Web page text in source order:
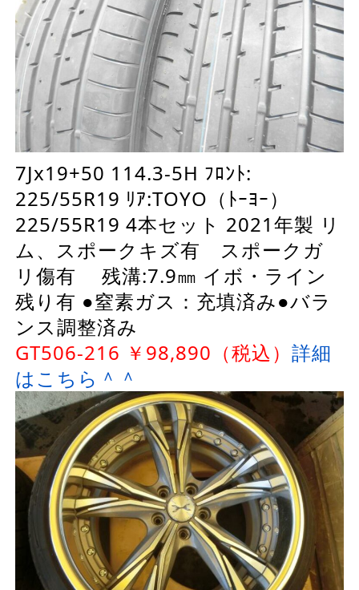
7Jx19+50 114.3-5H ﾌﾛﾝﾄ:
225/55R19 ﾘｱ:TOYO（ﾄｰﾖｰ）
225/55R19 4本セット 2021年製 リ
ム、スポークキズ有 スポークガ
リ傷有 残溝:7.9㎜ イボ・ライン
残り有 ●窒素ガス：充填済み●バラ
ンス調整済み
GT506-216 ￥98,890（税込） 詳細
はこちら＾＾